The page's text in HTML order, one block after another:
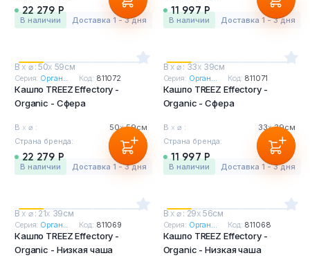
22 279 Р
в наличии Доставка 1 - 3 дня
11 997 Р
в наличии Доставка 1 - 3 дня
В х ⌀ : 50х 59см
Серия: Орган... Код: 811072
Кашпо TREEZ Effectory -
Organic - Сфера
В х ⌀ : 50х59см
Страна бренда:
Бельгия
22 279 Р
в наличии Доставка 1 - 3 дня
В х ⌀ : 33х 39см
Серия: Орган... Код: 811071
Кашпо TREEZ Effectory -
Organic - Сфера
В х ⌀ : 33х39см
Страна бренда:
Бельгия
11 997 Р
в наличии Доставка 1 - 3 дня
В х ⌀ : 21х 39см
Серия: Орган... Код: 811069
Кашпо TREEZ Effectory -
Organic - Низкая чаша
В х ⌀ : 29х 56см
Серия: Орган... Код: 811068
Кашпо TREEZ Effectory -
Organic - Низкая чаша